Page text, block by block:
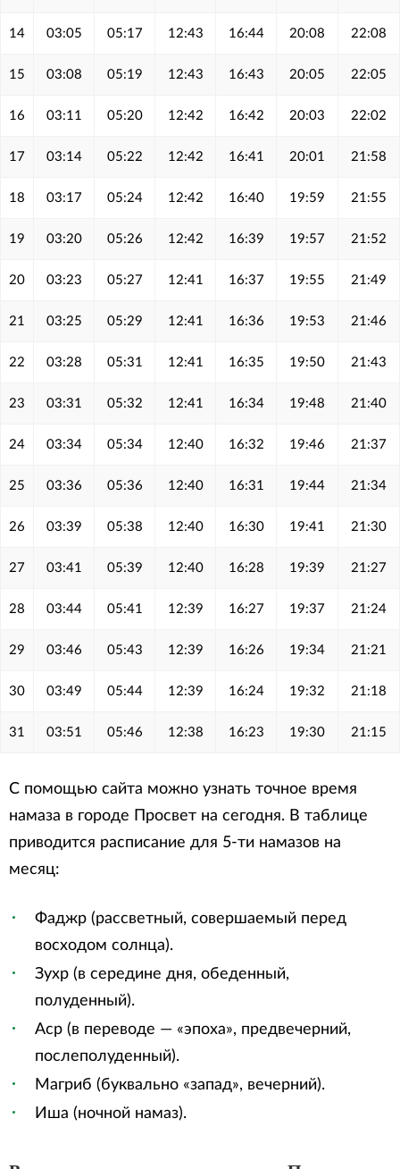
14 03:05 05:17 12:43 16:44 20:08 22:08
15 03:08 05:19 12:43 16:43 20:05 22:05
16 03:11 05:20 12:42 16:42 20:03 22:02
17 03:14 05:22 12:42 16:41 20:01 21:58
18 03:17 05:24 12:42 16:40 19:59 21:55
19 03:20 05:26 12:42 16:39 19:57 21:52
20 03:23 05:27 12:41 16:37 19:55 21:49
21 03:25 05:29 12:41 16:36 19:53 21:46
22 03:28 05:31 12:41 16:35 19:50 21:43
23 03:31 05:32 12:41 16:34 19:48 21:40
24 03:34 05:34 12:40 16:32 19:46 21:37
25 03:36 05:36 12:40 16:31 19:44 21:34
26 03:39 05:38 12:40 16:30 19:41 21:30
27 03:41 05:39 12:40 16:28 19:39 21:27
28 03:44 05:41 12:39 16:27 19:37 21:24
29 03:46 05:43 12:39 16:26 19:34 21:21
30 03:49 05:44 12:39 16:24 19:32 21:18
31 03:51 05:46 12:38 16:23 19:30 21:15
С помощью сайта можно узнать точное время
намаза в городе Просвет на сегодня. В таблице
приводится расписание для 5-ти намазов на
месяц:
Фаджр (рассветный, совершаемый перед
восходом солнца).
Зухр (в середине дня, обеденный,
полуденный).
Аср (в переводе — «эпоха», предвечерний,
послеполуденный).
Магриб (буквально «запад», вечерний).
Иша (ночной намаз).